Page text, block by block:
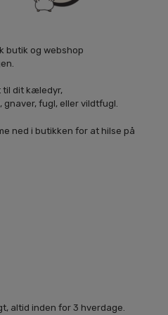
butik og webshop
til dit kæledyr,
gnaver, fugl, eller vildtfugl.
ned i butikken for at hilse på
altid inden for 3 hverdage.